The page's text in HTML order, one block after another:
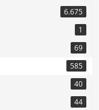
6.675
1
69
585
40
44